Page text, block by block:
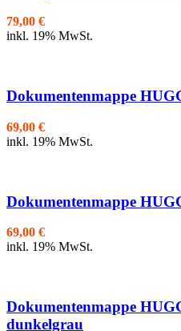
79,00 €
inkl. 19% MwSt.
Dokumentenmappe
69,00 €
inkl. 19% MwSt.
Dokumentenmappe
69,00 €
inkl. 19% MwSt.
Dokumentenmappe
dunkelgrau